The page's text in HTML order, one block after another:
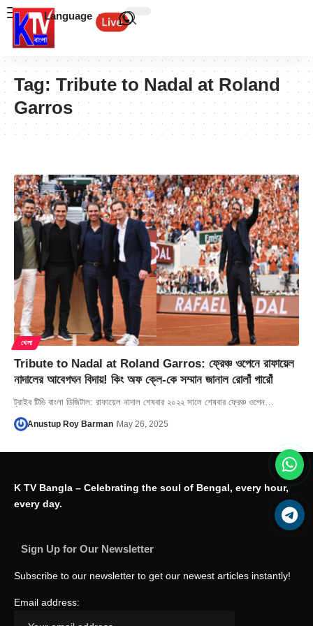
Language
Tag: Tribute to Nadal at Roland
Garros
খেলা
Tribute to Nadal at Roland Garros: ফ্রেঞ্চ ওপেনে রাফায়েল
নাদালের আবেগঘন বিদায়! কিং অফ ক্লে-কে সম্মান জানাল রোলাঁ গারোঁ
ট্রাইব টিভি বাংলা ডিজিটাল: রাফায়েল নাদাল শেষবার ২০২২ সালে শেষবার ফ্রেঞ্চ ওপেন…
Anustup Roy Barman May 26, 2025
K TV Bangla – Celebrating the soul of Bengal, every hour,
every day.
Sign Up for Our Newsletter
Subscribe to our newsletter to get our newest articles instantly!
Email address: